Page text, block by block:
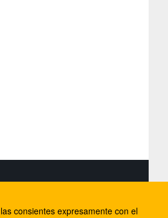
consientes expresamente con el